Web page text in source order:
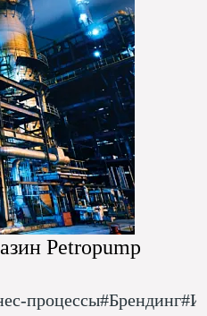
Petropump
процессы#Брендинг